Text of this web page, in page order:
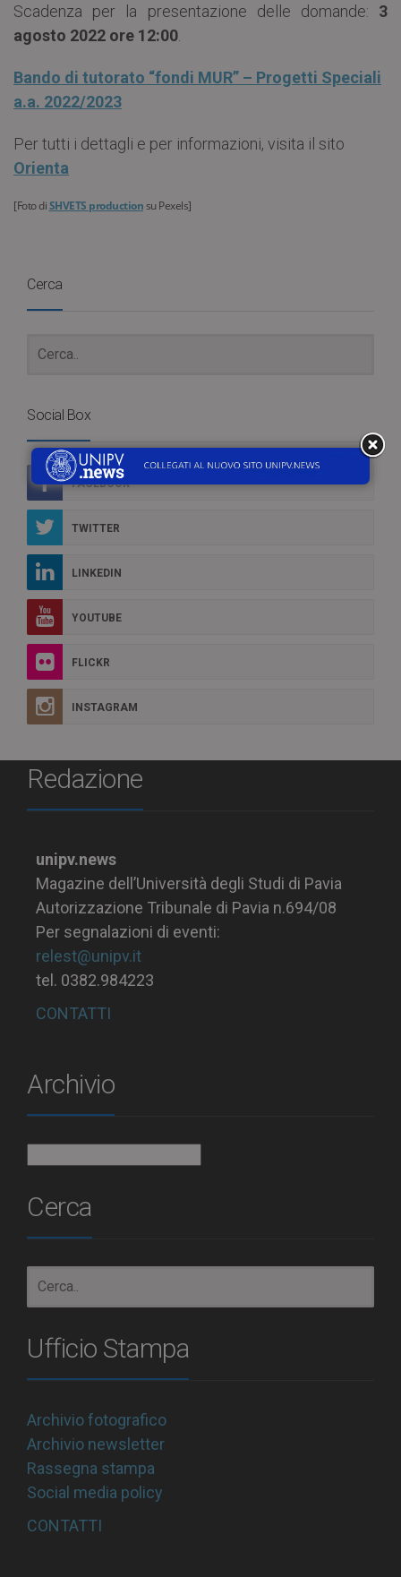
Scadenza per la presentazione delle domande: 3
agosto 2022 ore 12:00
Bando di tutorato “fondi MUR” – Progetti Speciali
a.a. 2022/2023
Per tutti i dettagli e per informazioni, visita il sito
Orienta
[Foto diSHVETS productionsu Pexels]
Cerca
Social Box
FACEBOOK
TWITTER
LINKEDIN
YOUTUBE
FLICKR
INSTAGRAM
Redazione
unipv.news
Magazine dell’Università degli Studi di Pavia
Autorizzazione Tribunale di Pavia n.694/08
Per segnalazioni di eventi:
relest@unipv.it
tel. 0382.984223
CONTATTI
Archivio
Cerca
Ufficio Stampa
Archivio fotografico
Archivio newsletter
Rassegna stampa
Social media policy
CONTATTI